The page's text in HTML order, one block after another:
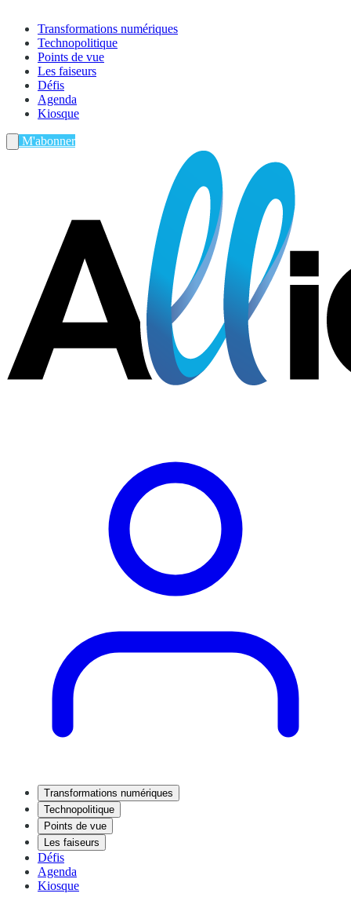
Transformations numériques
Technopolitique
Points de vue
Les faiseurs
Défis
Agenda
Kiosque
M'abonner
Transformations numériques
Technopolitique
Points de vue
Les faiseurs
Défis
Agenda
Kiosque